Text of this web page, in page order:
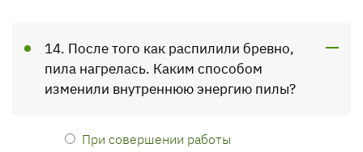
14. После того как распилили бревно,
пила нагрелась. Каким способом
изменили внутреннюю энергию пилы?
При совершении работы